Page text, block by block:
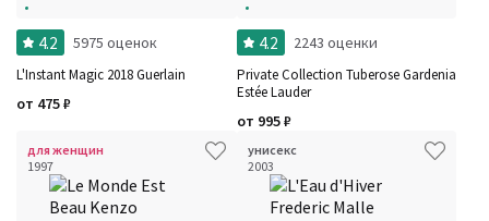
4.2 5975 оценок
L'Instant Magic 2018 Guerlain
от 475₽
4.2 2243 оценки
Private Collection Tuberose Gardenia
Estée Lauder
от 995₽
для женщин
1997
унисекс
2003